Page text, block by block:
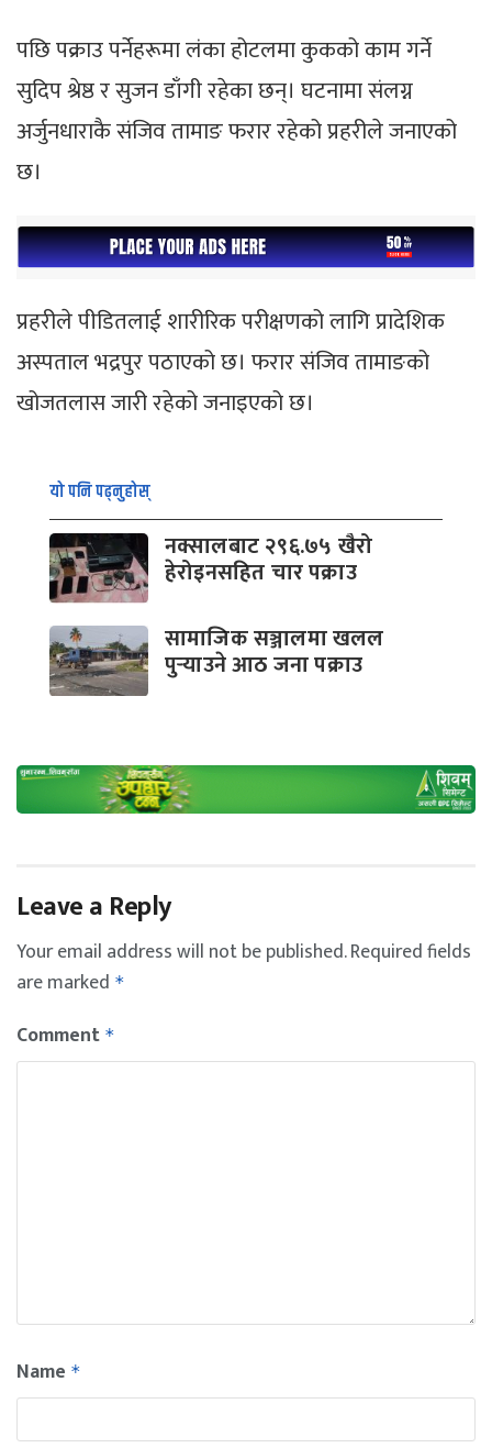
पछि पक्राउ पर्नेहरूमा लंका होटलमा कुकको काम गर्ने
सुदिप श्रेष्ठ र सुजन डाँगी रहेका छन्। घटनामा संलग्न
अर्जुनधाराकै संजिव तामाङ फरार रहेको प्रहरीले जनाएको
छ।
प्रहरीले पीडितलाई शारीरिक परीक्षणको लागि प्रादेशिक
अस्पताल भद्रपुर पठाएको छ। फरार संजिव तामाङको
खोजतलास जारी रहेको जनाइएको छ।
यो पनि पढ्नुहोस्
नक्सालबाट २९६.७५ खैरो
हेरोइनसहित चार पक्राउ
सामाजिक सञ्जालमा खलल
पुर्‍याउने आठ जना पक्राउ
Leave a Reply
Your email address will not be published.Required fields
are marked *
Comment *
Name *